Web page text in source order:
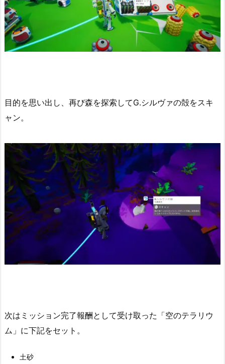
目的を思い出し、再び森を探索してG.シルヴァの殻をスキ
ャン。
次はミッション完了報酬として受け取った「空のテラリウ
ム」に下記をセット。
土砂